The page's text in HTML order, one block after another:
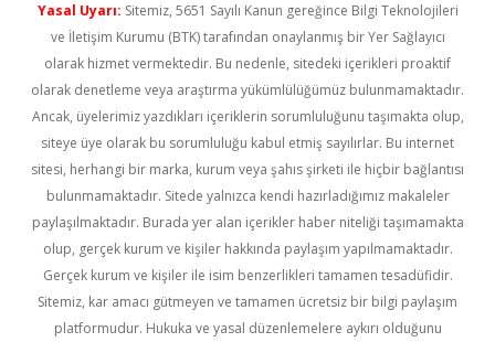
Yasal Uyarı: Sitemiz, 5651 Sayılı Kanun gereğince Bilgi Teknolojileri
ve İletişim Kurumu (BTK) tarafından onaylanmış bir Yer Sağlayıcı
olarak hizmet vermektedir. Bu nedenle, sitedeki içerikleri proaktif
olarak denetleme veya araştırma yükümlülüğümüz bulunmamaktadır.
Ancak, üyelerimiz yazdıkları içeriklerin sorumluluğunu taşımakta olup,
siteye üye olarak bu sorumluluğu kabul etmiş sayılırlar. Bu internet
sitesi, herhangi bir marka, kurum veya şahıs şirketi ile hiçbir bağlantısı
bulunmamaktadır. Sitede yalnızca kendi hazırladığımız makaleler
paylaşılmaktadır. Burada yer alan içerikler haber niteliği taşımamakta
olup, gerçek kurum ve kişiler hakkında paylaşım yapılmamaktadır.
Gerçek kurum ve kişiler ile isim benzerlikleri tamamen tesadüfidir.
Sitemiz, kar amacı gütmeyen ve tamamen ücretsiz bir bilgi paylaşım
platformudur. Hukuka ve yasal düzenlemelere aykırı olduğunu